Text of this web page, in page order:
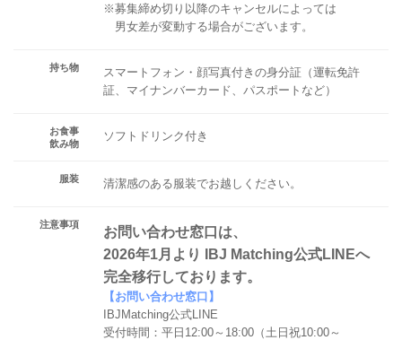
※募集締め切り以降のキャンセルによっては
男女差が変動する場合がございます。
持ち物
スマートフォン・顔写真付きの身分証（運転免許
証、マイナンバーカード、パスポートなど）
お食事
飲み物
ソフトドリンク付き
服装 清潔感のある服装でお越しください。
注意事項
お問い合わせ窓口は、
2026年1月より IBJ Matching公式LINEへ
完全移行しております。
【お問い合わせ窓口】
IBJMatching公式LINE
受付時間：平日12:00～18:00（土日祝10:00～